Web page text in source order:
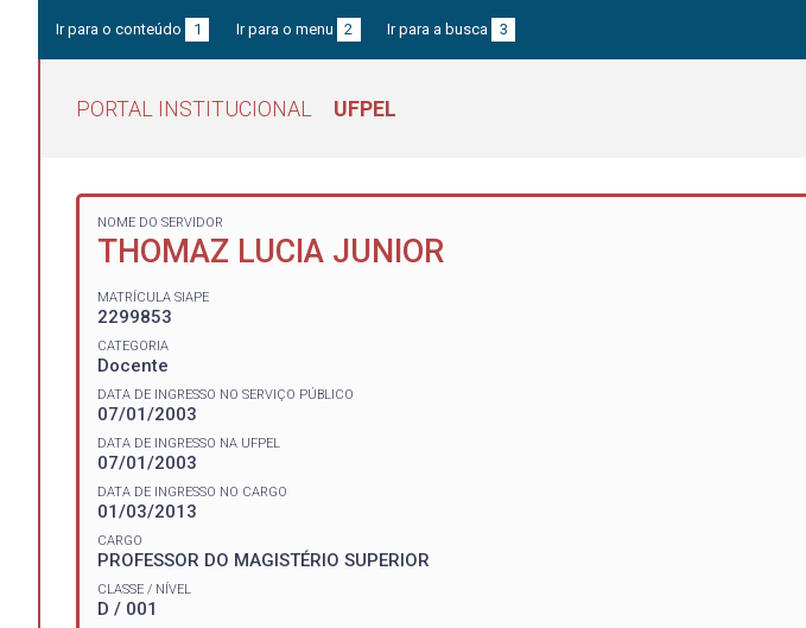
Ir para o conteúdo 1 Ir para o menu 2 Ir para a busca 3
PORTAL INSTITUCIONAL UFPEL
NOME DO SERVIDOR
THOMAZ LUCIA JUNIOR
MATRÍCULA SIAPE
2299853
CATEGORIA
Docente
DATA DE INGRESSO NO SERVIÇO PÚBLICO
07/01/2003
DATA DE INGRESSO NA UFPEL
07/01/2003
DATA DE INGRESSO NO CARGO
01/03/2013
CARGO
PROFESSOR DO MAGISTÉRIO SUPERIOR
CLASSE / NÍVEL
D / 001